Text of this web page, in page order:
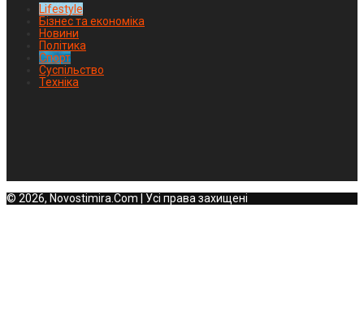
Lifestyle
Бізнес та економіка
Новини
Політика
Спорт
Суспільство
Техніка
© 2026, Novostimira.Com | Усі права захищені